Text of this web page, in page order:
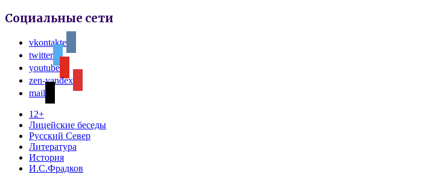
Социальные сети
vkontakte
twitter
youtube
zen-yandex
mail
12+
Лицейские беседы
Русский Север
Литература
История
И.С.Фрадков